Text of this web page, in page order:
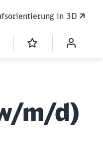
in 3D
m/d)